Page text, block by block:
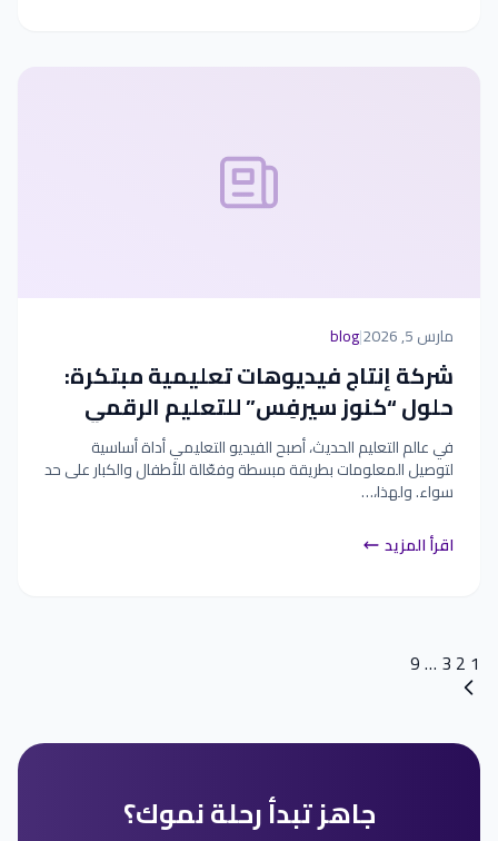
مارس 5, 2026 |
blog
شركة إنتاج فيديوهات تعليمية مبتكرة:
حلول “كنوز سيرفِس” للتعليم الرقمي
في عالم التعليم الحديث، أصبح الفيديو التعليمي أداة أساسية
لتوصيل المعلومات بطريقة مبسطة وفعّالة للأطفال والكبار على حد
سواء. ولهذا،…
اقرأ المزيد
Posts
navigation
1
2
3
…
9
جاهز تبدأ رحلة نموك؟